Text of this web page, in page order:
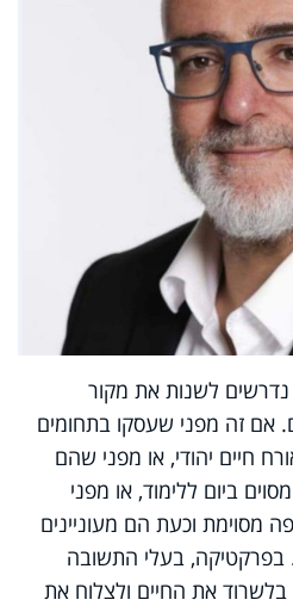
לשנות את מקור
אם זה מפני שעסקו בתחומים
חיים יהודי, או מפני שהם
ביום ללימוד, או מפני
מסוימת וכעת הם מעוניינים
בפרקטיקה, בעלי התשובה
את החיים ולצלוח את